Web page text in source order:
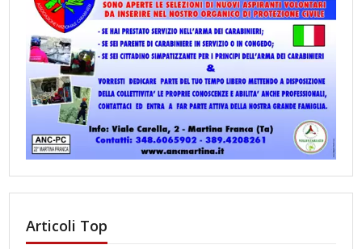
Articoli Top